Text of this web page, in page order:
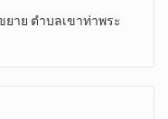
าย ตำบลเขาท่าพระ